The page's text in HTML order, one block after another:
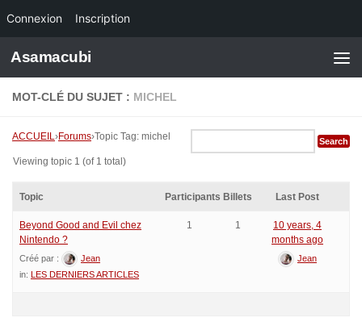
Connexion Inscription
Skip to content
Asamacubi
MOT-CLÉ DU SUJET : MICHEL
ACCUEIL›Forums›Topic Tag: michel
Viewing topic 1 (of 1 total)
Topic Participants Billets Last Post
Beyond Good and Evil chez
Nintendo ?
Créé par :
Jean
in: LES DERNIERS ARTICLES
1 1
10 years, 4
months ago
Jean